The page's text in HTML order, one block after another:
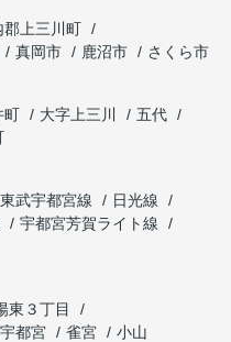
郡上三川町
真岡市 鹿沼市
さくら市
町 大字上三川
五代
東武宇都宮線
日光線
宇都宮芳賀ライト線
東３丁目
都宮 雀宮 小山